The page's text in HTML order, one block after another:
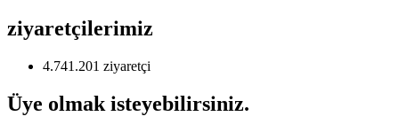
ziyaretçilerimiz
4.741.201 ziyaretçi
Üye olmak isteyebilirsiniz.